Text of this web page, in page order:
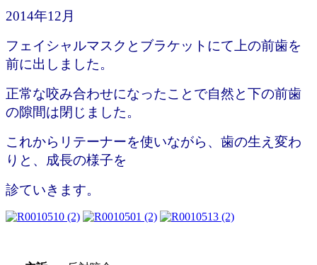
2014年12月
フェイシャルマスクとブラケットにて上の前歯を
前に出しました。
正常な咬み合わせになったことで自然と下の前歯
の隙間は閉じました。
これからリテーナーを使いながら、歯の生え変わ
りと、 成長の様子を
診ていきます。